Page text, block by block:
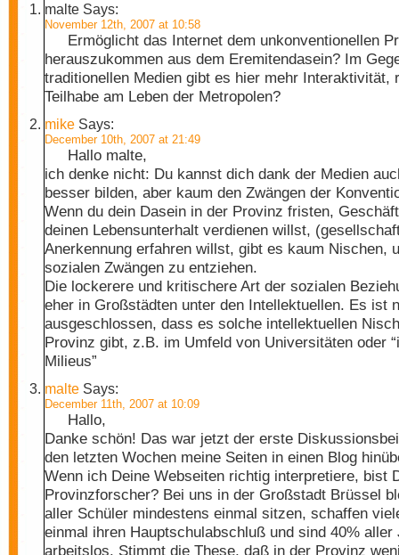
malte Says:
November 12th, 2007 at 10:58
Ermöglicht das Internet dem unkonventionellen
herauszukommen aus dem Eremitendasein? Im
traditionellen Medien gibt es hier mehr Interaktivität,
Teilhabe am Leben der Metropolen?
mike Says:
December 10th, 2007 at 21:49
Hallo malte,
ich denke nicht: Du kannst dich dank der Medien
besser bilden, aber kaum den Zwängen der
Wenn du dein Dasein in der Provinz fristen,
deinen Lebensunterhalt verdienen willst,
Anerkennung erfahren willst, gibt es kaum Nischen,
sozialen Zwängen zu entziehen.
Die lockerere und kritischere Art der sozialen
eher in Großstädten unter den Intellektuellen. Es ist
ausgeschlossen, dass es solche intellektuellen
Provinz gibt, z.B. im Umfeld von Universitäten oder
Milieus”
malte Says:
December 11th, 2007 at 10:09
Hallo,
Danke schön! Das war jetzt der erste
den letzten Wochen meine Seiten in einen Blog
Wenn ich Deine Webseiten richtig interpretiere, bist
Provinzforscher? Bei uns in der Großstadt Brüssel
aller Schüler mindestens einmal sitzen, schaffen
einmal ihren Hauptschulabschluß und sind 40% aller
arbeitslos. Stimmt die These, daß in der Provinz